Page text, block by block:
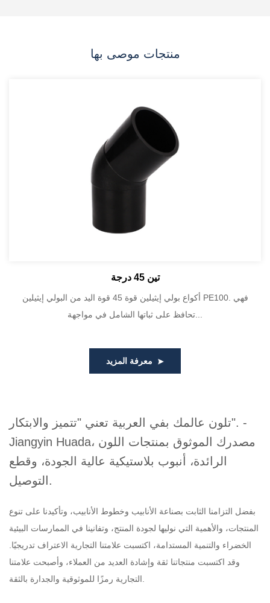
منتجات موصى بها
تين 45 درجة
أكواع بولي إيثيلين قوة 45 قوة اليد من البولي إيثيلين PE100. فهي
تحافظ على ثباتها الشامل في مواجهة...
معرفة المزيد
تلون عالمك بفي العربية تعني "تتميز والابتكار". -
Jiangyin Huada، مصدرك الموثوق بمنتجات اللون
الرائدة، أنبوب بلاستيكية عالية الجودة، وقطع
التوصيل.
بفضل التزامنا الثابت بصناعة الأنابيب وخطوط الأنابيب، وتأكيدنا على تنوع
المنتجات، والأهمية التي نوليها لجودة المنتج، وتفانينا في الممارسات البيئية
الخضراء والتنمية المستدامة، اكتسبت علامتنا التجارية الاعتراف تدريجيًا.
وقد اكتسبت منتجاتنا ثقة وإشادة العديد من العملاء، وأصبحت علامتنا
التجارية رمزًا للموثوقية والجدارة بالثقة.